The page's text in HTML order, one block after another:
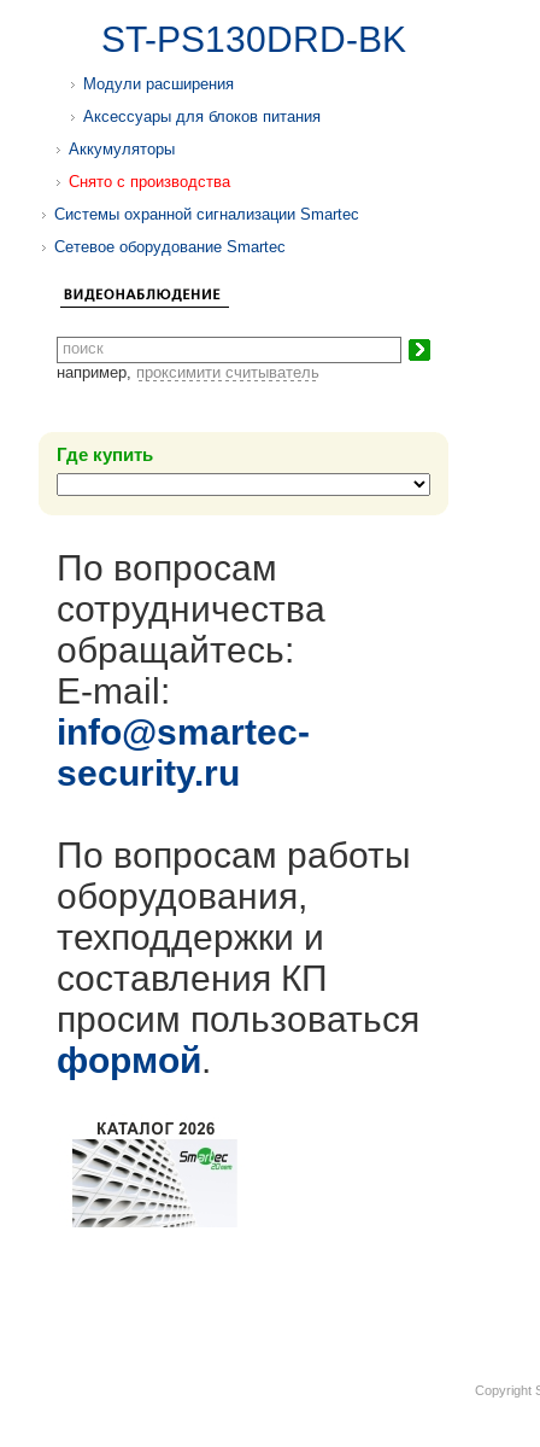
ST-PS130DRD-BK
Модули расширения
Аксессуары для блоков питания
Аккумуляторы
Снято с производства
Системы охранной сигнализации Smartec
Сетевое оборудование Smartec
например, проксимити считыватель
Где купить
По вопросам
сотрудничества
обращайтесь:
E-mail:
info@smartec-
security.ru
По вопросам работы
оборудования,
техподдержки и
составления КП
просим пользоваться
формой.
Copyright